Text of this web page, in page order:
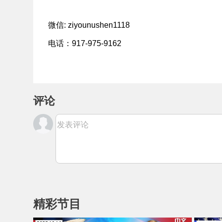
微信: ziyounushen1118
电话：917-975-9162
评论
发表评论
精彩节目